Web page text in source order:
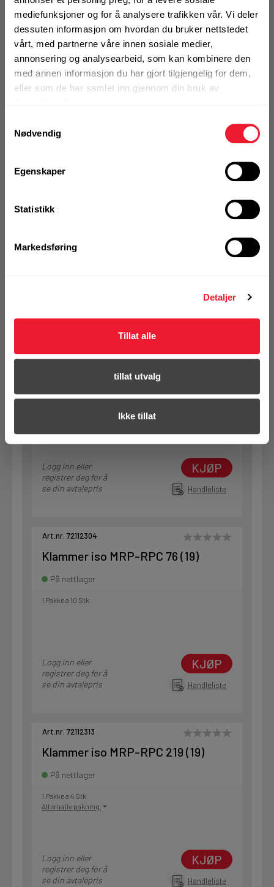
mediefunksjoner og for å analysere trafikken vår. Vi deler
dessuten informasjon om hvordan du bruker nettstedet
vårt, med partnerne våre innen sosiale medier,
annonsering og analysearbeid, som kan kombinere den
med annen informasjon du har gjort tilgjengelig for dem,
eller som de har samlet inn gjennom din bruk av
Nødvendig
Egenskaper
Statistikk
Markedsføring
Detaljer
Tillat alle
tillat utvalg
Ikke tillat
1 Pakke a 30 Stk
Logg inn eller
registrer deg for å
KJØP
Klammer iso MRP-RPC 35 (19)
1 Pakke a 20 Stk
Handleliste
Klammer iso MRP-RPC 60 (19)
Logg inn eller
registrer deg for å
se din avtalepris
KJØP
Handleliste
Art.nr. 72112304
Klammer iso MRP-RPC 76 (19)
På nettlager
1 Pakke a 10 Stk
Logg inn eller
registrer deg for å
se din avtalepris
KJØP
Handleliste
Art.nr. 72112313
Klammer iso MRP-RPC 219 (19)
På nettlager
1 Pakke a 4 Stk
Alternativ pakning
Logg inn eller
registrer deg for å
se din avtalepris
KJØP
Handleliste